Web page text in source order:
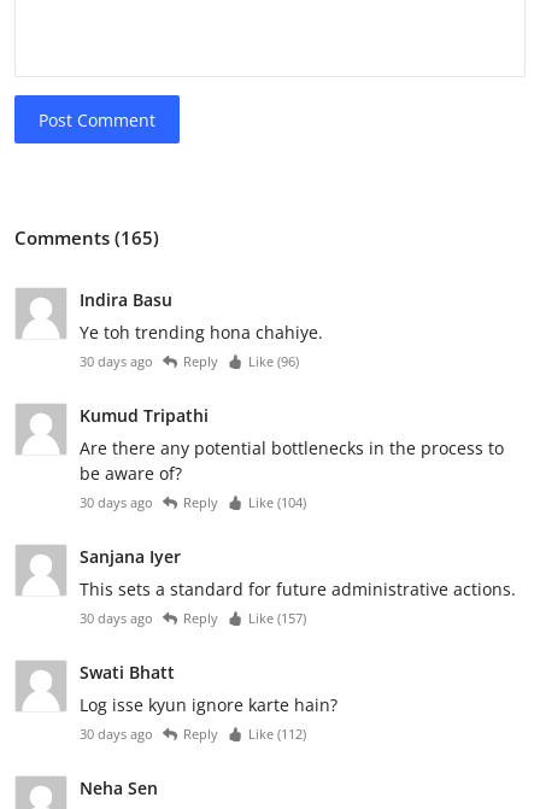
Post Comment
Comments (165)
Indira Basu
Ye toh trending hona chahiye.
30 days ago Reply Like (96)
Kumud Tripathi
Are there any potential bottlenecks in the process to
be aware of?
30 days ago Reply Like (104)
Sanjana Iyer
This sets a standard for future administrative actions.
30 days ago Reply Like (157)
Swati Bhatt
Log isse kyun ignore karte hain?
30 days ago Reply Like (112)
Neha Sen